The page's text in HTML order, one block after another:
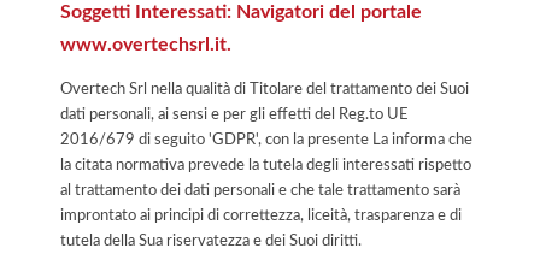
Soggetti Interessati: Navigatori del portale
www.overtechsrl.it.
Overtech Srl nella qualità di Titolare del trattamento dei Suoi
dati personali, ai sensi e per gli effetti del Reg.to UE
2016/679 di seguito 'GDPR', con la presente La informa che
la citata normativa prevede la tutela degli interessati rispetto
al trattamento dei dati personali e che tale trattamento sarà
improntato ai principi di correttezza, liceità, trasparenza e di
tutela della Sua riservatezza e dei Suoi diritti.